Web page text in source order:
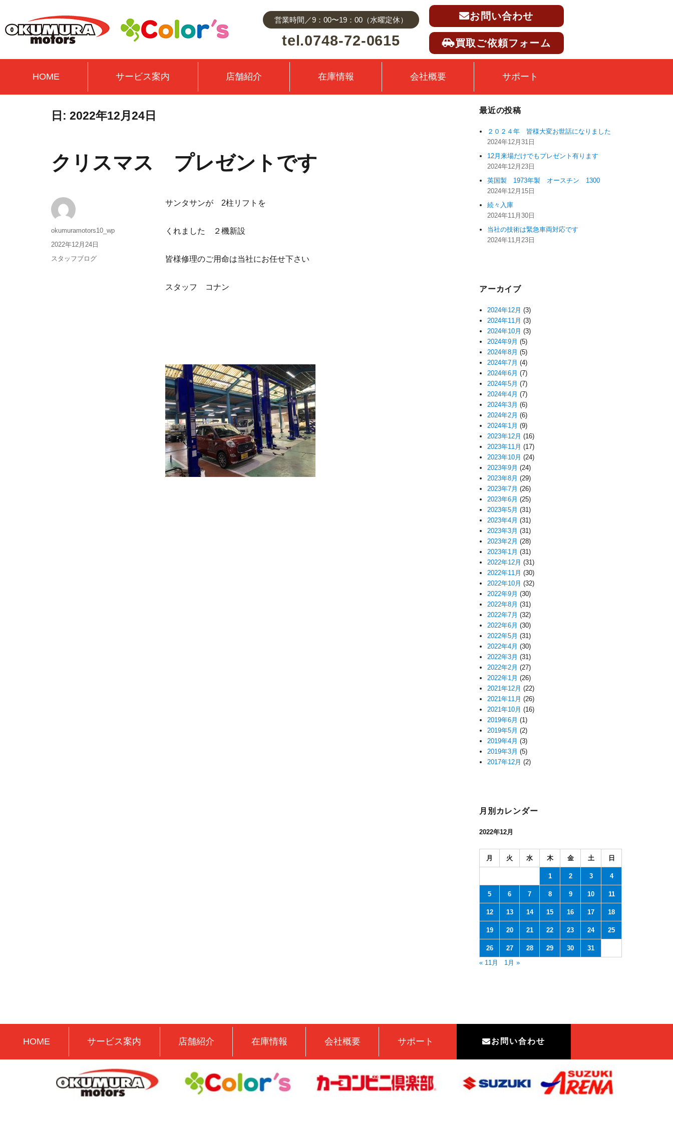
営業時間／9：00〜19：00（水曜定休）
tel.0748-72-0615
お問い合わせ
買取ご依頼フォーム
HOME サービス案内 店舗紹介 在庫情報 会社概要 サポート
日: 2022年12月24日
クリスマス プレゼントです
サンタサンが 2柱リフトを
くれました ２機新設
皆様修理のご用命は当社にお任せ下さい
スタッフ コナン
okumuramotors10_wp
2022年12月24日
スタッフブログ
最近の投稿
２０２４年 皆様大変お世話になりました
2024年12月31日
12月来場だけでもプレゼント有ります
2024年12月23日
英国製 1973年製 オースチン 1300
2024年12月15日
続々入庫
2024年11月30日
当社の技術は緊急車両対応です
2024年11月23日
アーカイブ
2024年12月 (3)
2024年11月 (3)
2024年10月 (3)
2024年9月 (5)
2024年8月 (5)
2024年7月 (4)
2024年6月 (7)
2024年5月 (7)
2024年4月 (7)
2024年3月 (6)
2024年2月 (6)
2024年1月 (9)
2023年12月 (16)
2023年11月 (17)
2023年10月 (24)
2023年9月 (24)
2023年8月 (29)
2023年7月 (26)
2023年6月 (25)
2023年5月 (31)
2023年4月 (31)
2023年3月 (31)
2023年2月 (28)
2023年1月 (31)
2022年12月 (31)
2022年11月 (30)
2022年10月 (32)
2022年9月 (30)
2022年8月 (31)
2022年7月 (32)
2022年6月 (30)
2022年5月 (31)
2022年4月 (30)
2022年3月 (31)
2022年2月 (27)
2022年1月 (26)
2021年12月 (22)
2021年11月 (26)
2021年10月 (16)
2019年6月 (1)
2019年5月 (2)
2019年4月 (3)
2019年3月 (5)
2017年12月 (2)
月別カレンダー
2022年12月
月 火 水 木 金 土 日
1 2 3 4
5 6 7 8 9 10 11
12 13 14 15 16 17 18
19 20 21 22 23 24 25
26 27 28 29 30
31
« 11月
1月 »
HOME サービス案内 店舗紹介 在庫情報 会社概要 サポート お問い合わせ